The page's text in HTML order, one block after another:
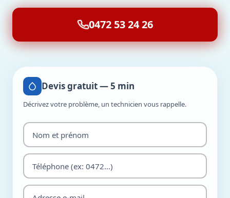
0472 53 24 26
Devis gratuit — 5 min
Décrivez votre problème, un technicien vous rappelle.